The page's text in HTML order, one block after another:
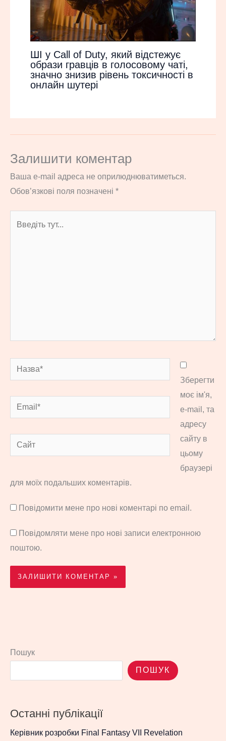
ШІ у Call of Duty, який відстежує
образи гравців в голосовому чаті,
значно знизив рівень токсичності в
онлайн шутері
Залишити коментар
Ваша e-mail адреса не оприлюднюватиметься.
Обов’язкові поля позначені *
Назва*
Email*
Сайт
Зберегти
моє ім'я,
e-mail, та
адресу
сайту в
цьому
браузері
для моїх подальших коментарів.
Повідомити мене про нові коментарі по email.
Повідомляти мене про нові записи електронною
поштою.
Пошук
ПОШУК
Останні публікації
Керівник розробки Final Fantasy VII Revelation